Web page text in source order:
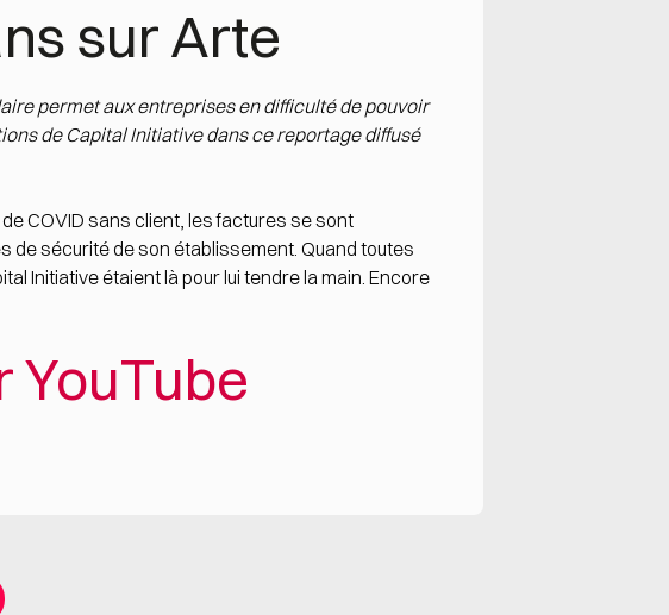
sur Arte
permet aux entreprises en difficulté de pouvoir
de Capital Initiative dans ce reportage diffusé
COVID sans client, les factures se sont
de sécurité de son établissement. Quand toutes
Initiative étaient là pour lui tendre la main. Encore